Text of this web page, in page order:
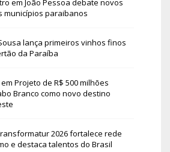
em João Pessoa debate novos
municípios paraibanos
lança primeiros vinhos finos
da Paraíba
em Projeto de R$ 500 milhões
Branco como novo destino
2026 fortalece rede
e destaca talentos do Brasil